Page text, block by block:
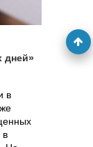
дней»
в
в